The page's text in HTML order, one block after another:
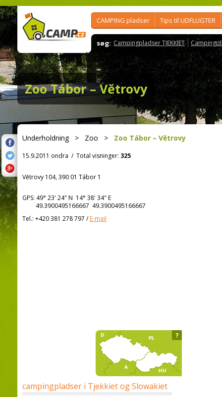
CAMPING pladser Tips til UDFLUGTER
søg: Campingpladser TJEKKIET
Zoo Tábor – Větrovy
Underholdning> Zoo > Zoo Tábor – Větrovy
15.9.2011 ondra / Total visninger: 325
Větrovy 104, 390 01 Tábor 1
GPS: 49° 23' 24" N 14° 38' 34" E
49.3900495166667 49.3900495166667
Tel.: +420 381 278 797 /E-mail
campingpladser i Tjekkiet og Slowakiet
?